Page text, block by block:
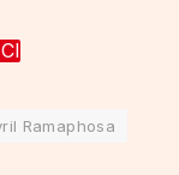
Ramaphosa